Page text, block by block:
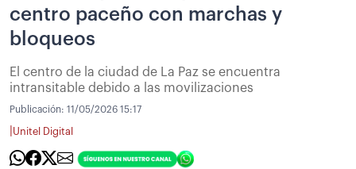
centro paceño con marchas y
bloqueos
El centro de la ciudad de La Paz se encuentra
intransitable debido a las movilizaciones
Publicación: 11/05/2026 15:17
Unitel Digital